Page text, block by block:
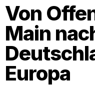
Von
Main
Europa